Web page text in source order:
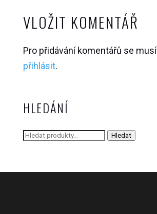
VLOŽIT KOMENTÁŘ
Pro přidávání komentářů se
přihlásit.
HLEDÁNÍ
Hledat: Hledat